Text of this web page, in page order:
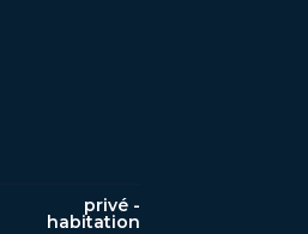
privé -
habitation